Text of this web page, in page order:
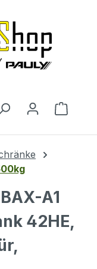
A1
42HE,